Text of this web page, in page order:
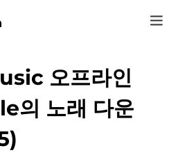
로그인
회원가입
오프라인
의 노래 다운